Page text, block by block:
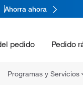
Ahorra ahora
pedido Pedido
Programas y Servicios